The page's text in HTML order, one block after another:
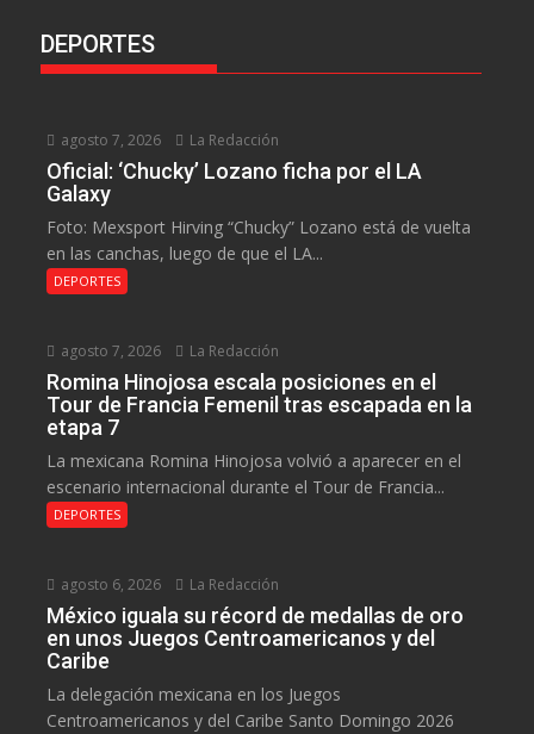
DEPORTES
agosto 7, 2026 La Redacción
Oficial: ‘Chucky’ Lozano ficha por el LA
Galaxy
Foto: Mexsport Hirving “Chucky” Lozano está de vuelta
en las canchas, luego de que el LA...
DEPORTES
agosto 7, 2026 La Redacción
Romina Hinojosa escala posiciones en el
Tour de Francia Femenil tras escapada en la
etapa 7
La mexicana Romina Hinojosa volvió a aparecer en el
escenario internacional durante el Tour de Francia...
DEPORTES
agosto 6, 2026 La Redacción
México iguala su récord de medallas de oro
en unos Juegos Centroamericanos y del
Caribe
La delegación mexicana en los Juegos
Centroamericanos y del Caribe Santo Domingo 2026